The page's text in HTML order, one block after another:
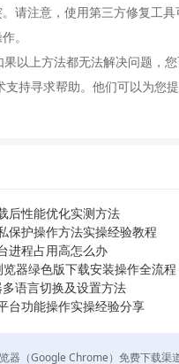
请注意，使用第三方修复工
。
以上方法都无法解决问题，
支持寻求帮助。他们可以为您
后性能优化实测方法
保护操作方法实操经验教程
进程占用高怎么办
器绿色版下载安装操作全流程
语言切换及设置方法
台功能操作实操经验分享
器（Google Chrome）免费下载渠